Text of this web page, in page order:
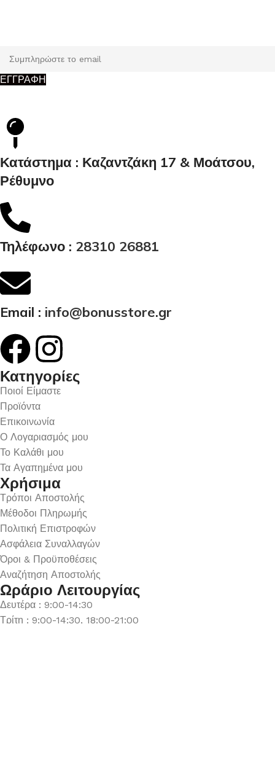
ΕΓΓΡΑΦΗ
Κατάστημα : Καζαντζάκη 17 & Μοάτσου,
Ρέθυμνο
Τηλέφωνο : 28310 26881
Email : info@bonusstore.gr
Κατηγορίες
Ποιοί Είμαστε
Προϊόντα
Επικοινωνία
Ο Λογαριασμός μου
Το Καλάθι μου
Τα Αγαπημένα μου
Χρήσιμα
Τρόποι Αποστολής
Μέθοδοι Πληρωμής
Πολιτική Επιστροφών
Ασφάλεια Συναλλαγών
Όροι & Προϋποθέσεις
Αναζήτηση Αποστολής
Ωράριο Λειτουργίας
Δευτέρα : 9:00-14:30
Τρίτη : 9:00-14:30, 18:00-21:00